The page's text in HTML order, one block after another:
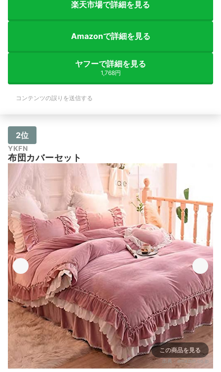
楽天市場で詳細を見る
Amazonで詳細を見る
ヤフーで詳細を見る
1,768円
コンテンツの誤りを送信する
2位
YKFN
布団カバーセット
この商品を見る
出典： amazon.co.jp